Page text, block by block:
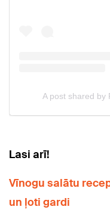
Lasi arī!
Vīnogu salātu
un ļoti gardi